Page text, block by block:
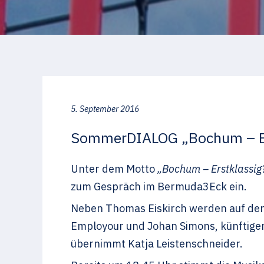
5. September 2016
SommerDIALOG „Bochum
Unter dem Motto„Bochum –
zum Gespräch im Bermuda3Eck ein.
Neben Thomas Eiskirch werden auf
Employour und Johan Simons,
übernimmt Katja Leistenschneider.